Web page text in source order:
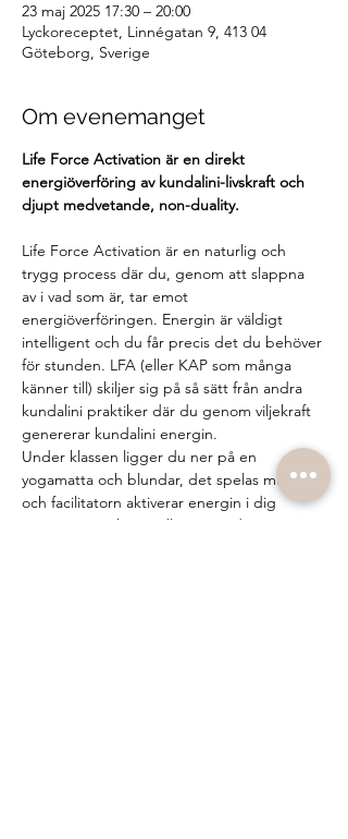
23 maj 2025 17:30 – 20:00
Lyckoreceptet, Linnégatan 9, 413 04
Göteborg, Sverige
Om evenemanget
Life Force Activation är en direkt
energiöverföring av kundalini-livskraft och
djupt medvetande, non-duality.
Life Force Activation är en naturlig och
trygg process där du, genom att slappna
av i vad som är, tar emot
energiöverföringen. Energin är väldigt
intelligent och du får precis det du behöver
för stunden. LFA (eller KAP som många
känner till) skiljer sig på så sätt från andra
kundalini praktiker där du genom viljekraft
genererar kundalini energin.
Under klassen ligger du ner på en
yogamatta och blundar, det spelas musik
och facilitatorn aktiverar energin i dig
genom att peka på eller röra vid vissa